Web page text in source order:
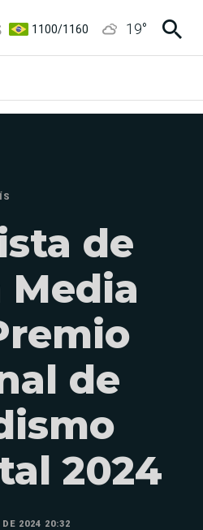
3,8/4
19°
de
Media
de
2024
DE 2024 20:32